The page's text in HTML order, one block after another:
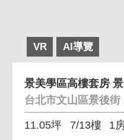
VR AI導覽
台北市文山區景後街
11.05坪 7/13樓 1